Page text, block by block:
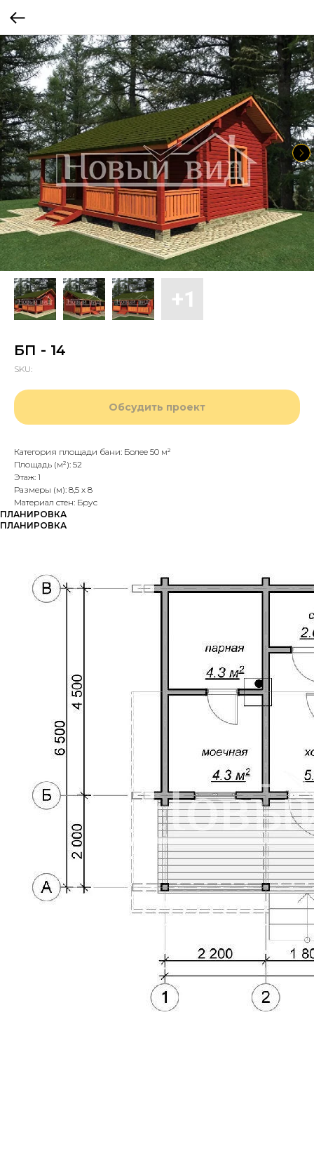
БП - 14
SKU:
Обсудить проект
Категория площади бани: Более 50 м²
Площадь (м²): 52
Этаж: 1
Размеры (м): 8,5 х 8
Материал стен: Брус
ПЛАНИРОВКА
ПЛАНИРОВКА